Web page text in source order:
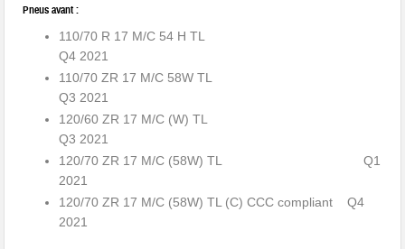
Pneus avant :
110/70 R 17 M/C 54 H TL
Q4 2021
110/70 ZR 17 M/C 58W TL
Q3 2021
120/60 ZR 17 M/C (W) TL
Q3 2021
120/70 ZR 17 M/C (58W) TL Q1
2021
120/70 ZR 17 M/C (58W) TL (C) CCC compliant Q4
2021